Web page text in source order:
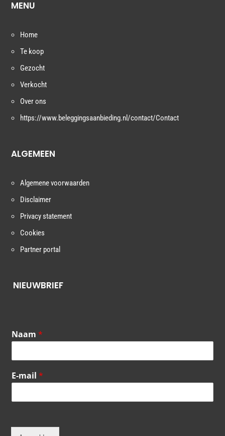
MENU
Home
Te koop
Gezocht
Verkocht
Over ons
https://www.beleggingsaanbieding.nl/contact/Contact
ALGEMEEN
Algemene voorwaarden
Disclaimer
Privacy statement
Cookies
Partner portal
NIEUWBRIEF
Naam*
E-mail*